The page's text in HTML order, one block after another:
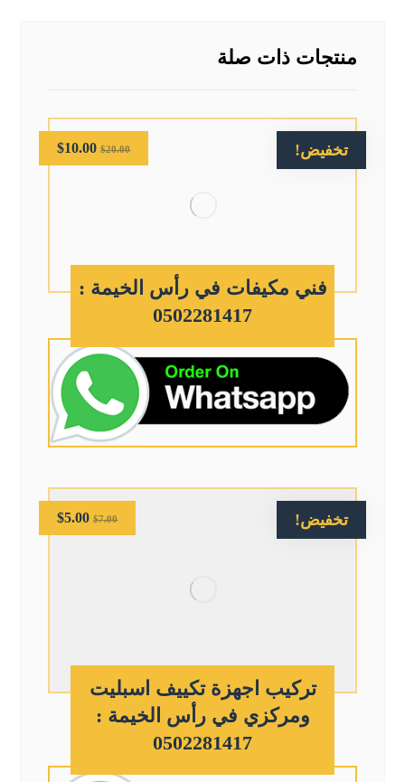
منتجات ذات صلة
تخفيض!
فني مكيفات في رأس الخيمة :
0502281417
$20.00
$10.00
تخفيض!
تركيب اجهزة تكييف اسبليت
ومركزي في رأس الخيمة :
0502281417
$7.00
$5.00